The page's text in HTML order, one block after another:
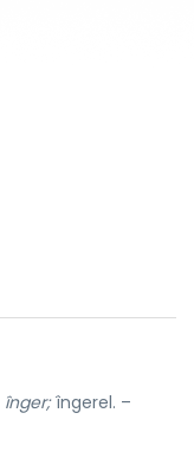
înger;îngerel. –